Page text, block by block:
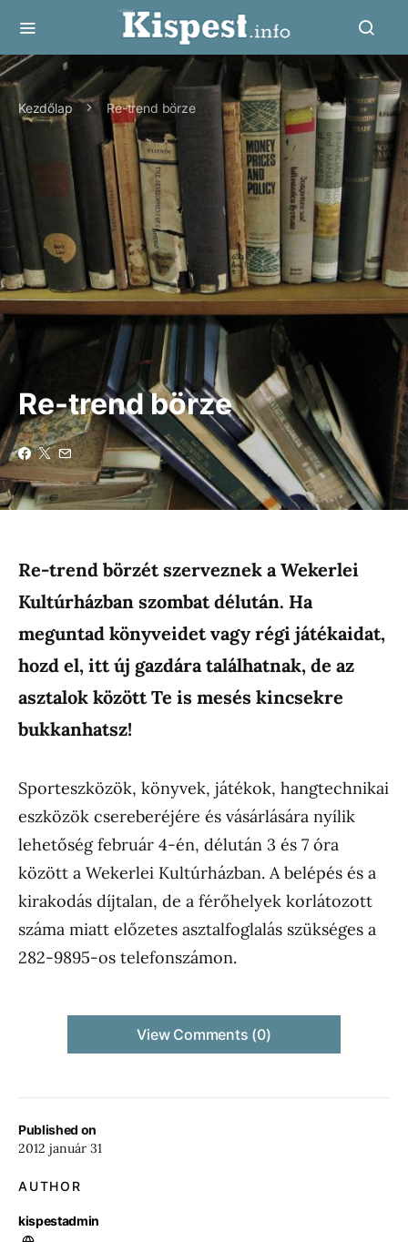
Kezdőlap Re-trend börze
Re-trend börze
Published on
2012 január 31
AUTHOR
kispestadmin
Re-trend börzét szerveznek a Wekerlei
Kultúrházban szombat délután. Ha
meguntad könyveidet vagy régi játékaidat,
hozd el, itt új gazdára találhatnak, de az
asztalok között Te is mesés kincsekre
bukkanhatsz!
Sporteszközök, könyvek, játékok, hangtechnikai
eszközök csereberéjére és vásárlására nyílik
lehetőség február 4-én, délután 3 és 7 óra
között a Wekerlei Kultúrházban. A belépés és a
kirakodás díjtalan, de a férőhelyek korlátozott
száma miatt előzetes asztalfoglalás szükséges a
282-9895-os telefonszámon.
View Comments (0)